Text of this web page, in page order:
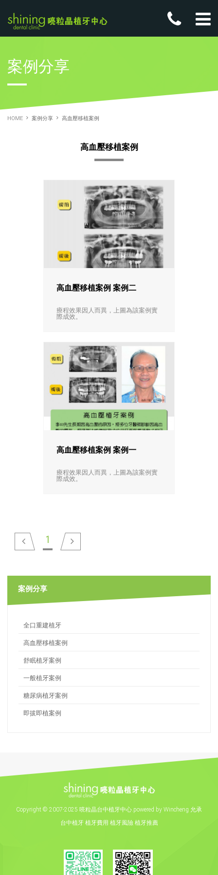
案例分享
HOME 案例分享 高血壓移植案例
高血壓移植案例
高血壓移植案例 案例二
療程效果因人而異，上圖為該案例實
際成效。
高血壓移植案例 案例一
療程效果因人而異，上圖為該案例實
際成效。
1
案例分享
全口重建植牙
高血壓移植案例
舒眠植牙案例
一般植牙案例
糖尿病植牙案例
即拔即植案例
Copyright © 2007-2025 喨粒晶台中植牙中心.powered by Wincheng 允承
台中植牙 植牙費用 植牙風險 植牙推薦